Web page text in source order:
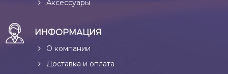
Аксессуары
ИНФОРМАЦИЯ
О компании
Доставка и оплата